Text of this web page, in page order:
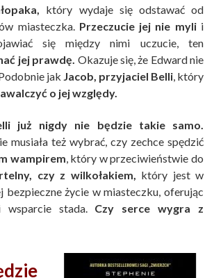
który wydaje się odstawać od
miasteczka. Przeczucie jej nie mylii
się między nimi uczucie, ten
jej prawdę. Okazuje się, że Edward nie
jak Jacob, przyjaciel Belli, który
o jej względy.
już nigdy nie będzie takie samo.
musiała też wybrać, czy zechce spędzić
wampirem, który w przeciwieństwie do
czy z wilkołakiem, który jest w
bezpieczne życie w miasteczku, oferując
stada.Czy serce wygra z